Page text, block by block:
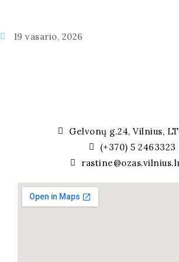
19 vasario, 2026
Gelvonų g.24, Vilnius,
(+370) 5 2463323